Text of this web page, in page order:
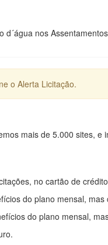
nos
o Alerta Licitação.
mais de 5.000 sites,
no cartão de
do plano mensal,
do plano mensal,